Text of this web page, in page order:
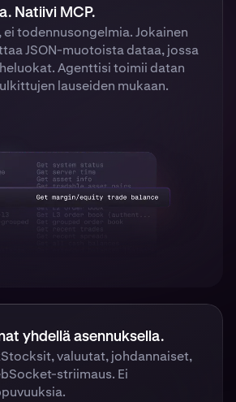
Natiivi MCP.
ei todennusongelmia. Jokainen
JSON-muotoista dataa, jossa
Agenttisi toimii datan
lauseiden mukaan.
yhdellä asennuksella.
valuutat, johdannaiset,
striimaus. Ei